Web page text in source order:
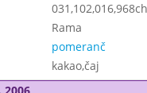
Rama
pomeranč
kakao,čaj